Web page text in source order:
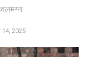
2025